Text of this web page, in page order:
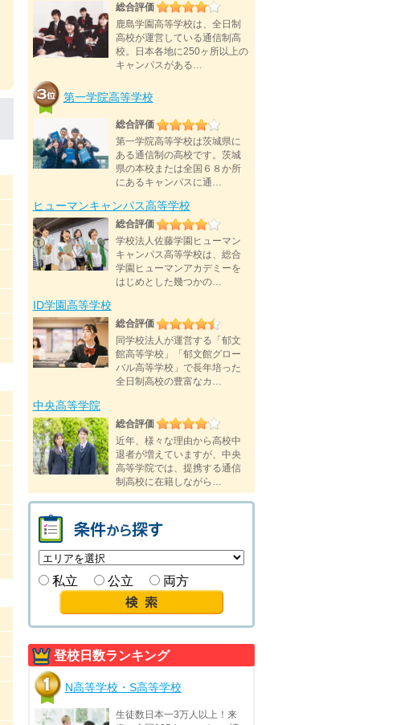
総合評価
鹿島学園高等学校は、全日制
高校が運営している通信制高
校。日本各地に250ヶ所以上の
キャンパスがある…
第一学院高等学校
総合評価
第一学院高等学校は茨城県に
ある通信制の高校です。茨城
県の本校または全国６８か所
にあるキャンパスに通…
ヒューマンキャンパス高等学校
総合評価
学校法人佐藤学園ヒューマン
キャンパス高等学校は、総合
学園ヒューマンアカデミーを
はじめとした幾つかの…
ID学園高等学校
総合評価
同学校法人が運営する「郁文
館高等学校」「郁文館グロー
バル高等学校」で長年培った
全日制高校の豊富なカ…
中央高等学院
総合評価
近年、様々な理由から高校中
退者が増えていますが、中央
高等学院では、提携する通信
制高校に在籍しながら…
私立 公立 両方
登校日数ランキング
N高等学校・S高等学校
生徒数日本一3万人以上！来